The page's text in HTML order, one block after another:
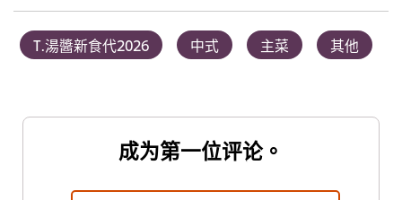
T.湯醬新食代2026 中式 主菜 其他
成为第一位评论。